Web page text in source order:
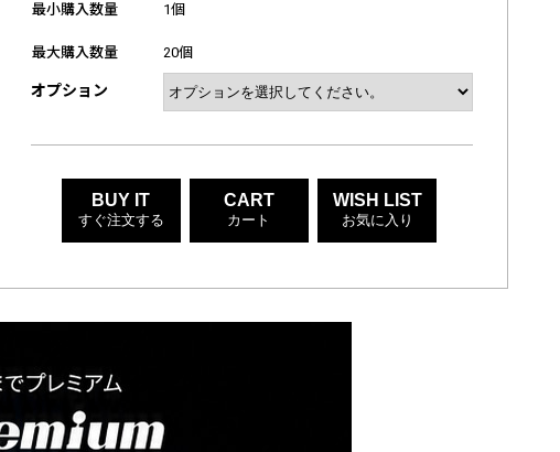
最小購入数量 1個
最大購入数量 20個
オプション
BUY IT
すぐ注文する
CART
カート
WISH LIST
お気に入り